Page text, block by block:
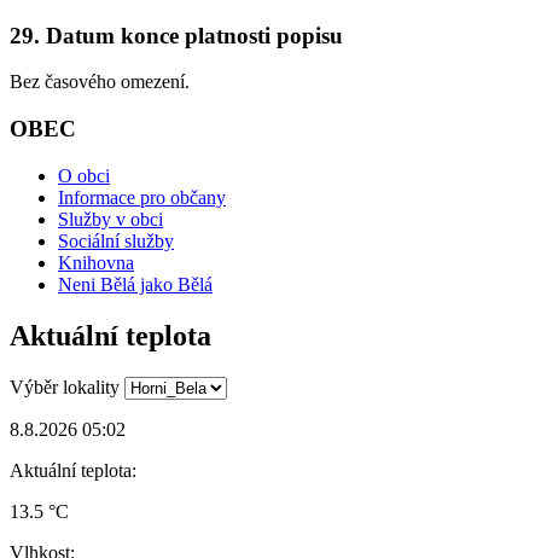
29. Datum konce platnosti popisu
Bez časového omezení.
OBEC
O obci
Informace pro občany
Služby v obci
Sociální služby
Knihovna
Neni Bělá jako Bělá
Aktuální teplota
Výběr lokality
8.8.2026 05:02
Aktuální teplota:
13.5 °C
Vlhkost: